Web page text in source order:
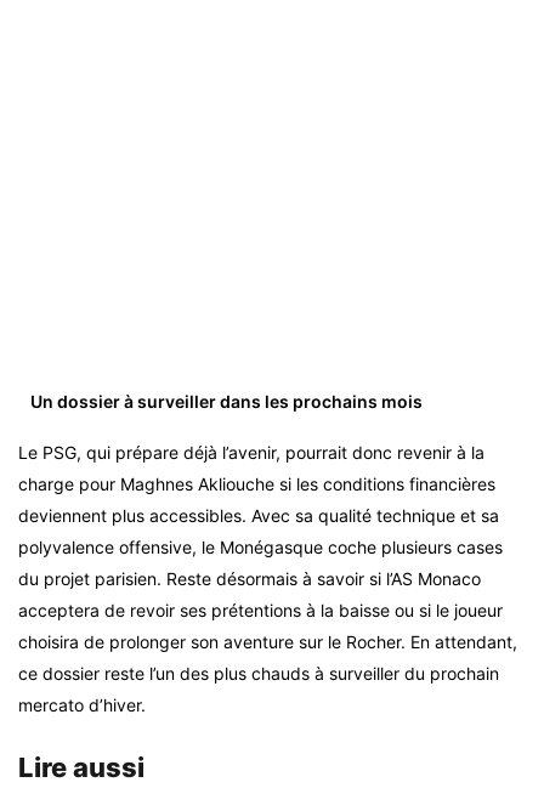
Un dossier à surveiller dans les prochains mois
Le PSG, qui prépare déjà l’avenir, pourrait donc revenir à la
charge pour Maghnes Akliouche si les conditions financières
deviennent plus accessibles. Avec sa qualité technique et sa
polyvalence offensive, le Monégasque coche plusieurs cases
du projet parisien. Reste désormais à savoir si l’AS Monaco
acceptera de revoir ses prétentions à la baisse ou si le joueur
choisira de prolonger son aventure sur le Rocher. En attendant,
ce dossier reste l’un des plus chauds à surveiller du prochain
mercato d’hiver.
Lire aussi